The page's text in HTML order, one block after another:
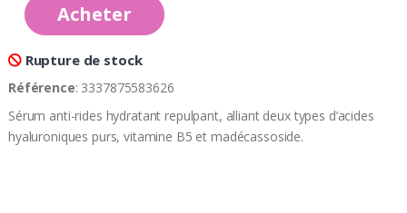
Acheter
Rupture de stock
Référence: 3337875583626
Sérum anti-rides hydratant repulpant, alliant deux types d’acides
hyaluroniques purs, vitamine B5 et madécassoside.